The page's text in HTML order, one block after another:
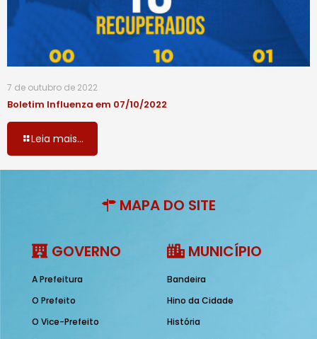
7 de outubro de 2022
Boletim Influenza em 07/10/2022
Leia mais...
MAPA DO SITE
GOVERNO
A Prefeitura
O Prefeito
O Vice-Prefeito
MUNICÍPIO
Bandeira
Hino da Cidade
História